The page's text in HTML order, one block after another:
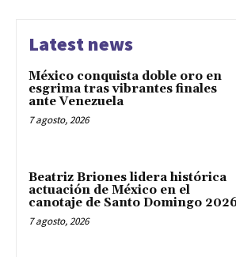
Latest news
México conquista doble oro en
esgrima tras vibrantes finales
ante Venezuela
7 agosto, 2026
Beatriz Briones lidera histórica
actuación de México en el
canotaje de Santo Domingo
7 agosto, 2026